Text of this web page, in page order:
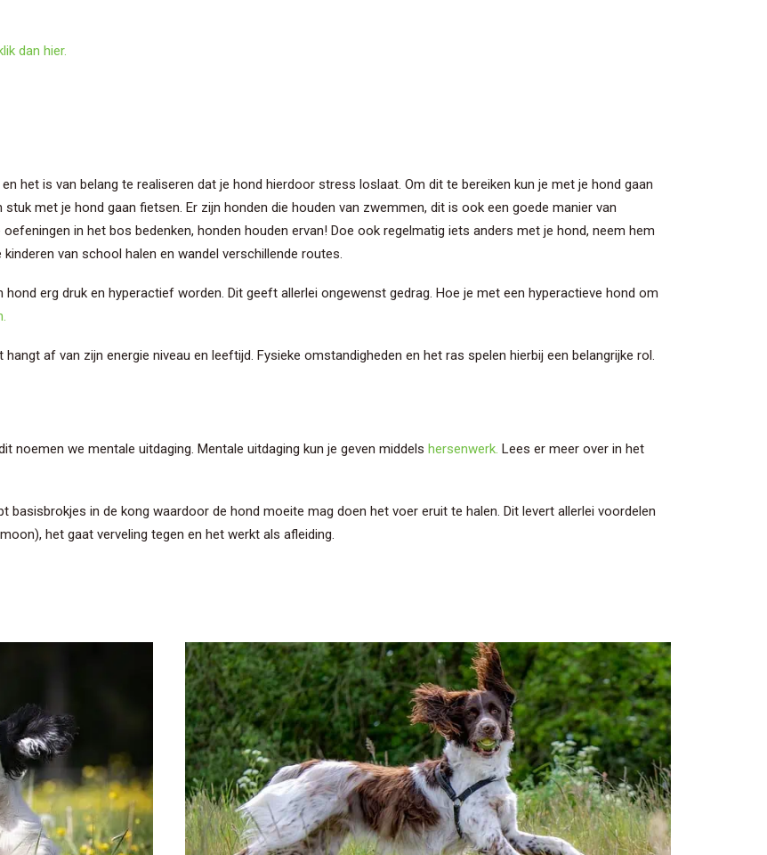
dan hier.
het is van belang te realiseren dat je hond hierdoor stress loslaat. Om dit te bereiken kun je met je hond gaan
met je hond gaan fietsen. Er zijn honden die houden van zwemmen, dit is ook een goede manier van
in het bos bedenken, honden houden ervan! Doe ook regelmatig iets anders met je hond, neem hem
van school halen en wandel verschillende routes.
erg druk en hyperactief worden. Dit geeft allerlei ongewenst gedrag. Hoe je met een hyperactieve hond om
af van zijn energie niveau en leeftijd. Fysieke omstandigheden en het ras spelen hierbij een belangrijke rol.
noemen we mentale uitdaging. Mentale uitdaging kun je geven middels hersenwerk. Lees er meer over in het
basisbrokjes in de kong waardoor de hond moeite mag doen het voer eruit te halen. Dit levert allerlei voordelen
het gaat verveling tegen en het werkt als afleiding.